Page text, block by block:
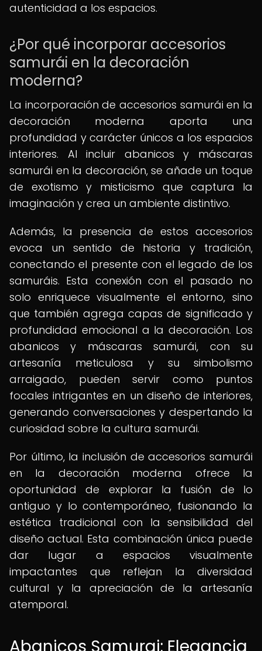
autenticidad a los espacios.
¿Por qué incorporar accesorios
samurái en la decoración
moderna?
La incorporación de accesorios samurái en la
decoración moderna aporta una
profundidad y carácter únicos a los espacios
interiores. Al incluir abanicos y máscaras
samurái en la decoración, se añade un toque
de exotismo y misticismo que captura la
imaginación y crea un ambiente distintivo.
Además, la presencia de estos accesorios
evoca un sentido de historia y tradición,
conectando el presente con el legado de los
samuráis. Esta conexión con el pasado no
solo enriquece visualmente el entorno, sino
que también agrega capas de significado y
profundidad emocional a la decoración. Los
abanicos y máscaras samurái, con su
artesanía meticulosa y su simbolismo
arraigado, pueden servir como puntos
focales intrigantes en un diseño de interiores,
generando conversaciones y despertando la
curiosidad sobre la cultura samurái.
Por último, la inclusión de accesorios samurái
en la decoración moderna ofrece la
oportunidad de explorar la fusión de lo
antiguo y lo contemporáneo, fusionando la
estética tradicional con la sensibilidad del
diseño actual. Esta combinación única puede
dar lugar a espacios visualmente
impactantes que reflejan la diversidad
cultural y la apreciación de la artesanía
atemporal.